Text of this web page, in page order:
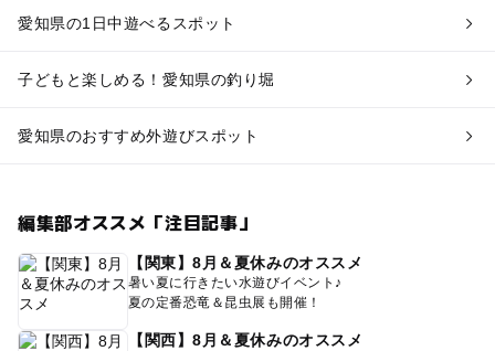
愛知県の1日中遊べるスポット
子どもと楽しめる！愛知県の釣り堀
愛知県のおすすめ外遊びスポット
編集部オススメ「注目記事」
【関東】8月＆夏休みのオススメ
暑い夏に行きたい水遊びイベント♪
夏の定番恐竜＆昆虫展も開催！
【関西】8月＆夏休みのオススメ